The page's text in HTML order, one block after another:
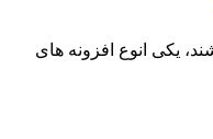
یکی انوع افزونه های